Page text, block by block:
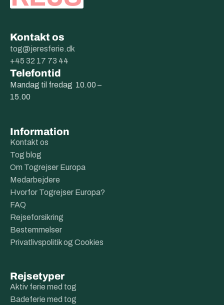
Kontakt os
tog@jeresferie.dk
+45 32 17 73 44
Telefontid
Mandag til fredag 10.00 –
15.00
Information
Kontakt os
Tog blog
Om Togrejser Europa
Medarbejdere
Hvorfor Togrejser Europa?
FAQ
Rejseforsikring
Bestemmelser
Privatlivspolitik og Cookies
Rejsetyper
Aktiv ferie med tog
Badeferie med tog